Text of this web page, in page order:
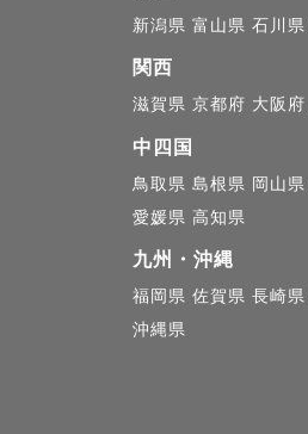
◼︎高品質な人気ドレス 20,000円
◼︎タキシード 11,000円
（名古屋市内にてご試着可能
き、撮影当日にお持ちいたしま
また、メディアに掲載される
◼︎お洒落な花嫁様に大人気な、
新潟県 富山県 石川県
関西
滋賀県 京都府 大阪府
中四国
鳥取県 島根県 岡山県
愛媛県 高知県
九州・沖縄
福岡県 佐賀県 長崎県
沖縄県